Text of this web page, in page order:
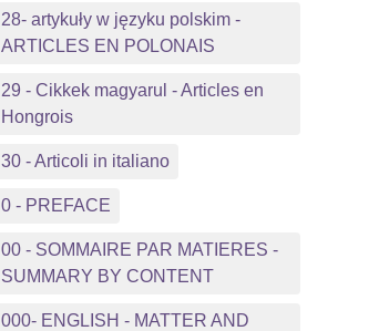
28- artykuły w języku polskim -
ARTICLES EN POLONAIS
29 - Cikkek magyarul - Articles en
Hongrois
30 - Articoli in italiano
0 - PREFACE
00 - SOMMAIRE PAR MATIERES -
SUMMARY BY CONTENT
000- ENGLISH - MATTER AND